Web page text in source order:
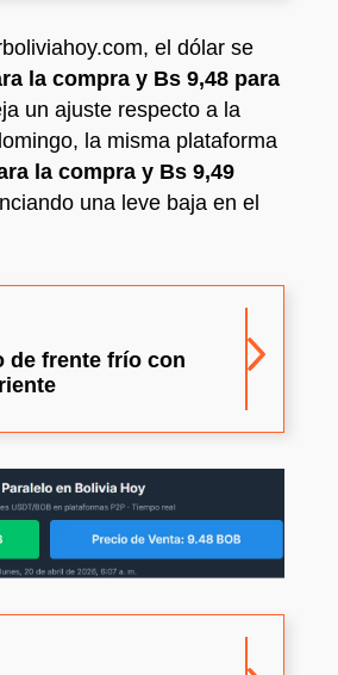
el dólar se
la compra y Bs 9,48 para
un ajuste respecto a la
la misma plataforma
la compra y Bs 9,49
una leve baja en el
de frente frío con